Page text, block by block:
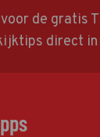
de gratis
direct